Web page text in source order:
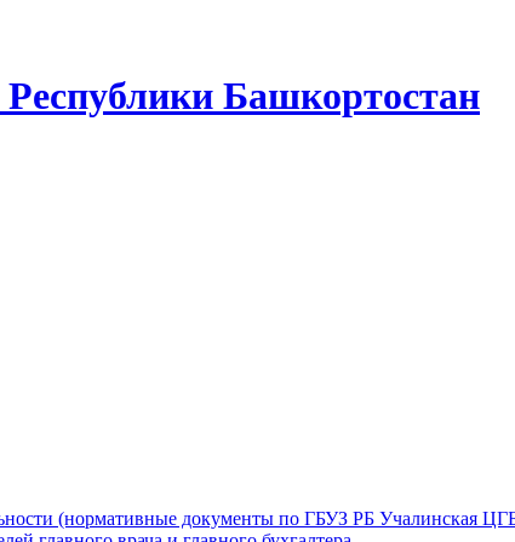
Башкортостан
(нормативные документы по ГБУЗ РБ Учалинская